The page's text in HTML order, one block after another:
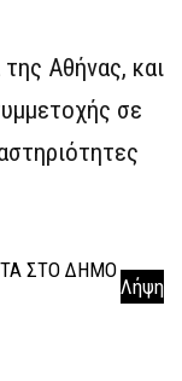
Αθήνας, και
σε
ΣΤΟ ΔΗΜΟ
Λήψη